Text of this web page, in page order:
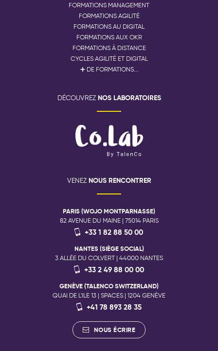
FORMATIONS MANAGEMENT
FORMATIONS AGILITÉ
FORMATIONS AU DIGITAL
FORMATIONS AUX OKR
FORMATIONS À DISTANCE
CYCLES AGILITÉ ET DIGITAL
➕ DE FORMATIONS...
DÉCOUVREZ NOS LABORATOIRES
VENEZ NOUS RENCONTRER
PARIS (WOJO MONTPARNASSE)
82 AVENUE DU MAINE | 75014 PARIS
+33 1 82 88 50 00
NANTES (SIÈGE SOCIAL)
3 ALLÉE DU COLVERT | 44000 NANTES
+33 2 49 88 00 00
GENÈVE (TALENCO SWITZERLAND)
QUAI DE L'ILE 13 | SPACES | 1204 GENÈVE
+41 78 893 28 35
NOUS ÉCRIRE